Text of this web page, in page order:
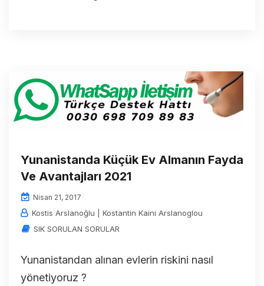
Yunanistanda Küçük Ev Almanın Fayda
Ve Avantajları 2021
Nisan 21, 2017
Kostis Arslanoğlu | Kostantin Kaini Arslanoglou
SIK SORULAN SORULAR
Yunanistandan alınan evlerin riskini nasıl
yönetiyoruz ?